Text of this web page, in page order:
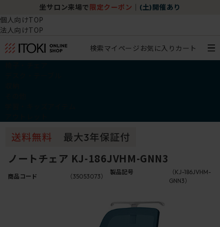
坐サロン来場で 限定クーポン (土)開催あり
個人向けTOP
法人向けTOP
検索マイページ お気に入り カート
ノートチェア KJ-186JVHM-GNN3
商品コード （35053073）
製品記号
（KJ-186JVHM-
GNN3）